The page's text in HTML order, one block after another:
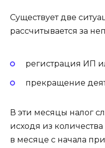
Существует две
рассчитывается за
регистрация ИП
прекращение
В эти месяцы налог
исходя из
в месяце с начала